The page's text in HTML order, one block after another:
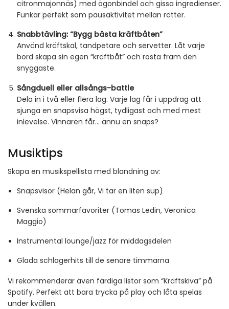
citronmajonnäs) med ögonbindel och gissa ingredienser.
Funkar perfekt som pausaktivitet mellan rätter.
Snabbtävling: “Bygg bästa kräftbåten”
Använd kräftskal, tandpetare och servetter. Låt varje
bord skapa sin egen “kräftbåt” och rösta fram den
snyggaste.
Sångduell eller allsångs-battle
Dela in i två eller flera lag. Varje lag får i uppdrag att
sjunga en snapsvisa högst, tydligast och med mest
inlevelse. Vinnaren får… ännu en snaps?
Musiktips
Skapa en musikspellista med blandning av:
Snapsvisor (Helan går, Vi tar en liten sup)
Svenska sommarfavoriter (Tomas Ledin, Veronica
Maggio)
Instrumental lounge/jazz för middagsdelen
Glada schlagerhits till de senare timmarna
Vi rekommenderar även färdiga listor som “Kräftskiva” på
Spotify. Perfekt att bara trycka på play och låta spelas
under kvällen.